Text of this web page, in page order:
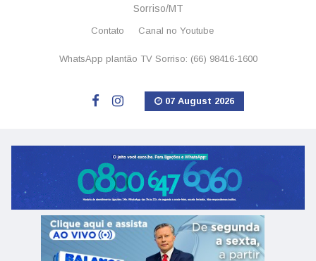
Sorriso/MT
Contato Canal no Youtube
WhatsApp plantão TV Sorriso: (66) 98416-1600
07 August 2026